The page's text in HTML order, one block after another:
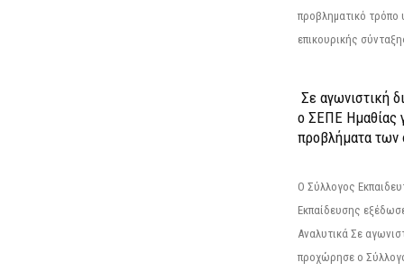
προβληματικό τρόπο
επικουρικής
Σε αγωνιστική
ο ΣΕΠΕ Ημαθίας
προβλήματα των
Ο Σύλλογος
Εκπαίδευσης
Αναλυτικά Σε
προχώρησε ο